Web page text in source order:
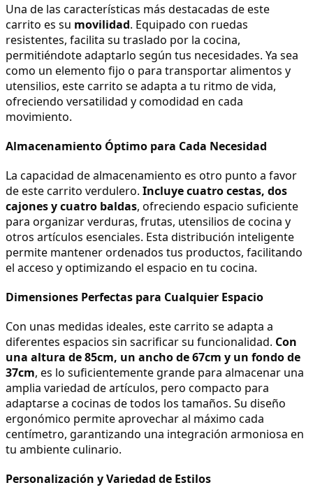
Una de las características más destacadas de este
carrito es su movilidad. Equipado con ruedas
resistentes, facilita su traslado por la cocina,
permitiéndote adaptarlo según tus necesidades. Ya sea
como un elemento fijo o para transportar alimentos y
utensilios, este carrito se adapta a tu ritmo de vida,
ofreciendo versatilidad y comodidad en cada
movimiento.
Almacenamiento Óptimo para Cada Necesidad
La capacidad de almacenamiento es otro punto a favor
de este carrito verdulero. Incluye cuatro cestas, dos
cajones y cuatro baldas, ofreciendo espacio suficiente
para organizar verduras, frutas, utensilios de cocina y
otros artículos esenciales. Esta distribución inteligente
permite mantener ordenados tus productos, facilitando
el acceso y optimizando el espacio en tu cocina.
Dimensiones Perfectas para Cualquier Espacio
Con unas medidas ideales, este carrito se adapta a
diferentes espacios sin sacrificar su funcionalidad. Con
una altura de 85cm, un ancho de 67cm y un fondo de
37cm, es lo suficientemente grande para almacenar una
amplia variedad de artículos, pero compacto para
adaptarse a cocinas de todos los tamaños. Su diseño
ergonómico permite aprovechar al máximo cada
centímetro, garantizando una integración armoniosa en
tu ambiente culinario.
Personalización y Variedad de Estilos